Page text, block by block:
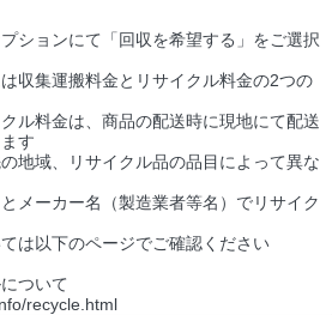
ションにて「回収を希望する」をご選択
収集運搬料金とリサイクル料金の2つの
ル料金は、商品の配送時に現地にて配送
す
地域、リサイクル品の品目によって異な
メーカー名（製造業者等名）でリサイク
は以下のページでご確認ください
ついて
recycle.html